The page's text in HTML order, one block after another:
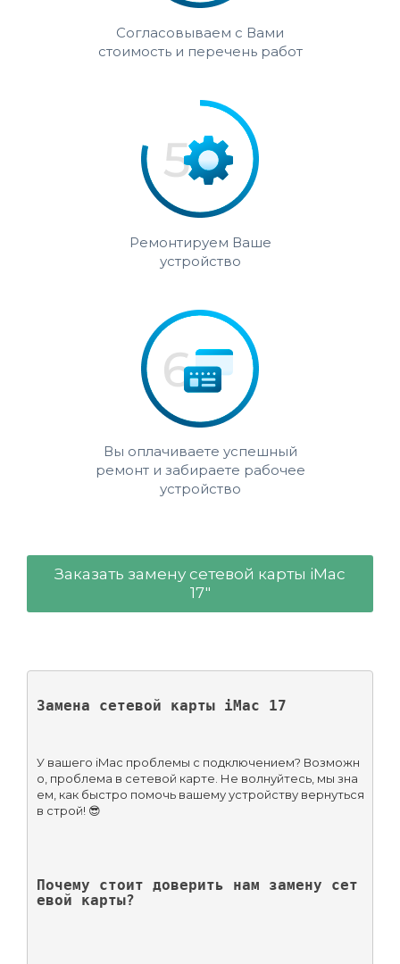
Согласовываем с Вами
стоимость и перечень работ
Ремонтируем Ваше
устройство
Вы оплачиваете успешный
ремонт и забираете рабочее
устройство
Заказать замену сетевой карты iMac
17"
Замена сетевой карты iMac 17
У вашего iMac проблемы с подключением? Возможн
о, проблема в сетевой карте. Не волнуйтесь, мы зна
ем, как быстро помочь вашему устройству вернуться
в строй! 😎
Почему стоит доверить нам замену сет
евой карты?